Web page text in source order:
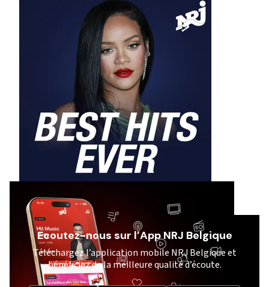
Ecoutez-nous sur l’App NRJ Belgique
Téléchargez l’application mobile NRJ Belgique et
bénéficiez de la meilleure qualité d’écoute.